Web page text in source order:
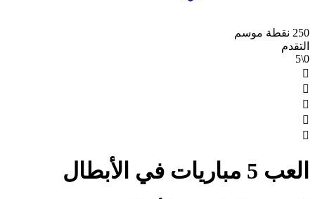
250 نقطة موسم
التقدم
0\5





العب 5 مباريات في الأبطال